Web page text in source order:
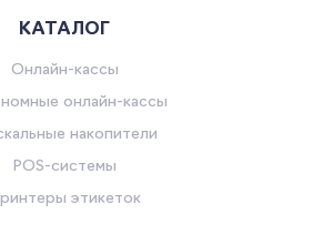
КАТАЛОГ
Онлайн-кассы
онлайн-кассы
накопители
POS-системы
этикеток